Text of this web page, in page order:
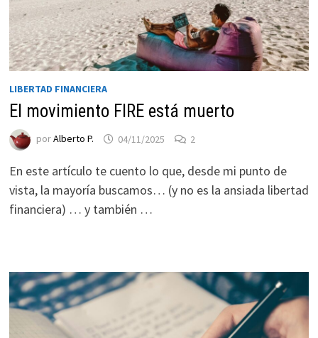
LIBERTAD FINANCIERA
El movimiento FIRE está muerto
porAlberto P. 04/11/2025 2
En este artículo te cuento lo que, desde mi punto de
vista, la mayoría buscamos… (y no es la ansiada libertad
financiera) … y también …